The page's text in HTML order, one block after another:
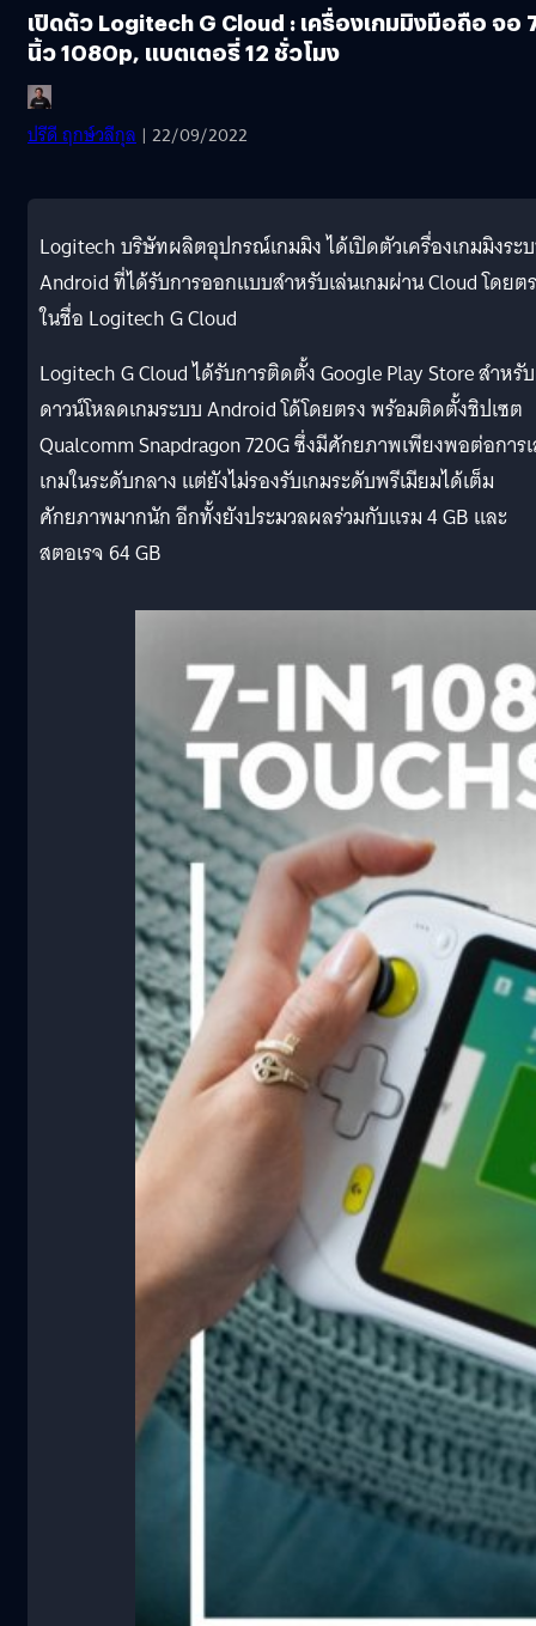
เปิดตัว Logitech G Cloud : เครื่องเกมมิงมือถือ จอ
นิ้ว 1080p, แบตเตอรี่ 12 ชั่วโมง
ปรีดี ฤกษ์วลีกุล | 22/09/2022
Logitech บริษัทผลิตอุปกรณ์เกมมิง ได้เปิดตัวเครื่องเกมมิงระ
Android ที่ได้รับการออกแบบสำหรับเล่นเกมผ่าน Cloud โดยต
ในชื่อ Logitech G Cloud
Logitech G Cloud ได้รับการติดตั้ง Google Play Store สำหรับ
ดาวน์โหลดเกมระบบ Android โด้โดยตรง พร้อมติดตั้งชิปเซต
Qualcomm Snapdragon 720G ซึ่งมีศักยภาพเพียงพอต่อการ
เกมในระดับกลาง แต่ยังไม่รองรับเกมระดับพรีเมียมได้เต็ม
ศักยภาพมากนัก อีกทั้งยังประมวลผลร่วมกับแรม 4 GB และ
สตอเรจ 64 GB